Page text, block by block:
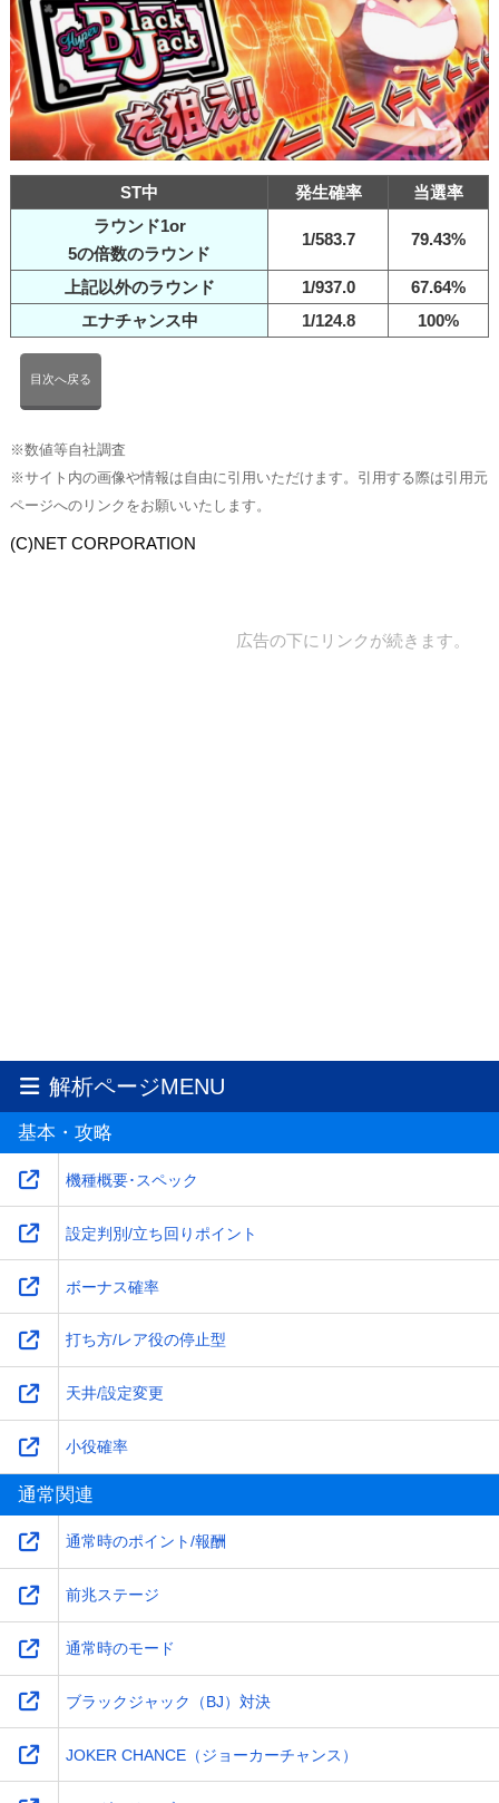
ST中 発生確率
当選率
ラウンド1or
5の倍数のラウンド
1/583.7 79.43%
上記以外のラウンド 1/937.0
67.64%
エナチャンス中
1/124.8 100%
目次へ戻る
※数値等自社調査
※サイト内の画像や情報は自由に引用いただけます。引用する際は引用元
ページへのリンクをお願いいたします。
(C)NET CORPORATION
広告の下にリンクが続きます。
解析ページMENU
基本・攻略
機種概要･スペック
設定判別/立ち回りポイント
ボーナス確率
打ち方/レア役の停止型
天井/設定変更
小役確率
通常関連
通常時のポイント/報酬
前兆ステージ
通常時のモード
ブラックジャック（BJ）対決
JOKER CHANCE（ジョーカーチャンス）